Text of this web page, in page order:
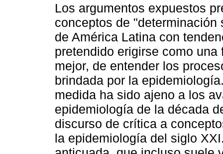
Los argumentos expuestos
conceptos de
de América Latina con
pretendido erigirse como
mejor, de entender los
brindada por la
medida ha sido ajeno a los
epidemiología de la década
discurso de crítica a
la epidemiología del siglo